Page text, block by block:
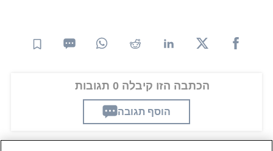
הכתבה הזו קיבלה 0 תגובות
הוסף תגובה